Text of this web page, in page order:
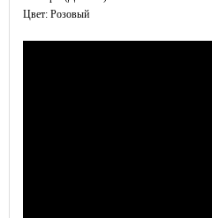
Цвет: Розовый